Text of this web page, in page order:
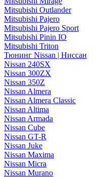
Mitsubishi Outlander
Mitsubishi Pajero
Mitsubishi Pajero Sport
Mitsubishi Pinin IO
Mitsubishi Triton
Тюнинг Nissan | Ниссан
Nissan 240SX
Nissan 300ZX
Nissan 350Z
Nissan Almera
Nissan Almera Classic
Nissan Altima
Nissan Armada
Nissan Cube
Nissan GT-R
Nissan Juke
Nissan Maxima
Nissan Micra
Nissan Murano